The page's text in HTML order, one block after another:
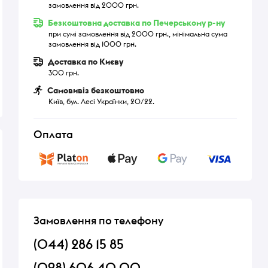
замовлення від 2000 грн.
Безкоштовна доставка по Печерському р-ну
при сумі замовлення від 2000 грн., мінімальна сума
замовлення від 1000 грн.
Доставка по Києву
300 грн.
Самовивіз безкоштовно
Київ, бул. Лесі Українки, 20/22.
Оплата
Замовлення по телефону
(044) 286 15 85